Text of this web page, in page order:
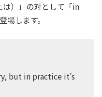
）」の対として「in
します。
but in practice it’s